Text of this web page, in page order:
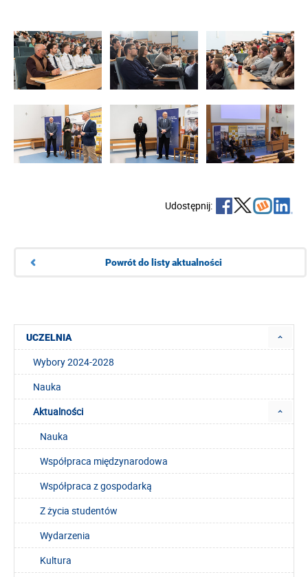
Udostępnij:
Powrót do listy aktualności
UCZELNIA
Wybory 2024-2028
Nauka
Aktualności
Nauka
Współpraca międzynarodowa
Współpraca z gospodarką
Z życia studentów
Wydarzenia
Kultura